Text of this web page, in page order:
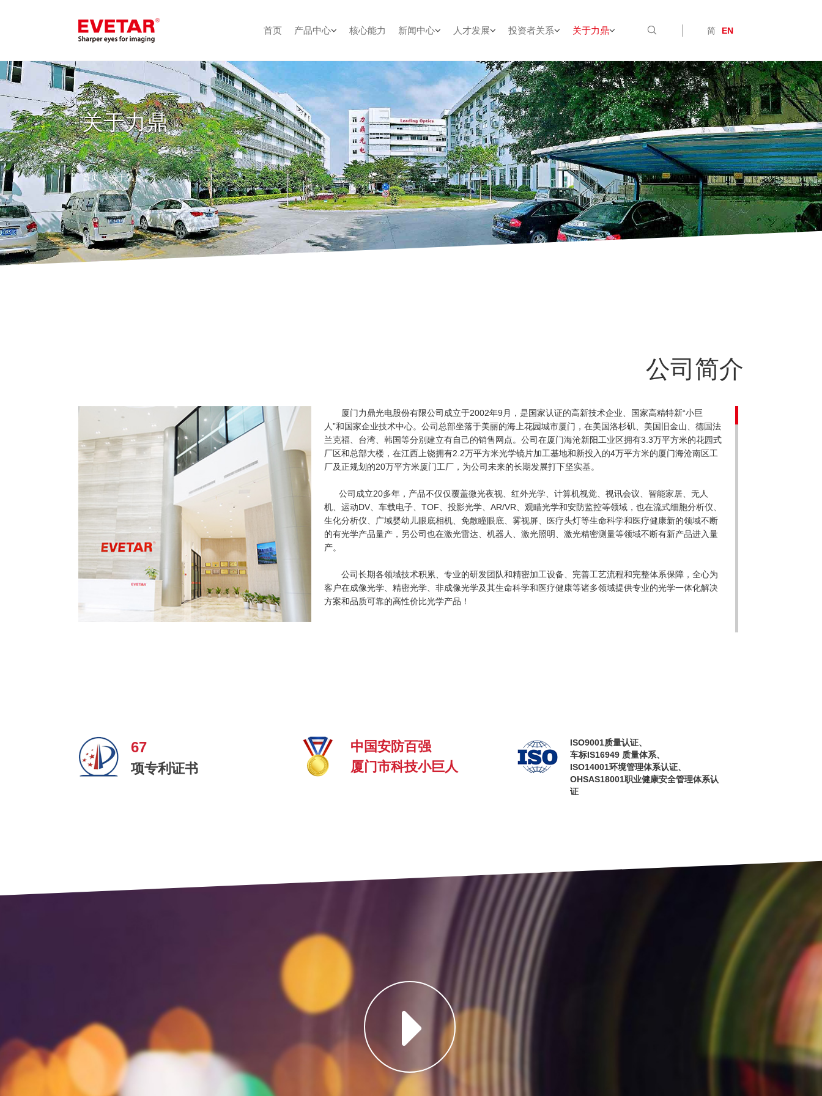
首页 产品中心 核心能力 新闻中心 人才发展 投资者关系 关于力鼎 简 EN
关于力鼎
首页> 关于力鼎
公司简介
厦门力鼎光电股份有限公司成立于2002年9月，是国家认证的高新技术企业、国家高精特新“小巨
人”和国家企业技术中心。公司总部坐落于美丽的海上花园城市厦门，在美国洛杉矶、美国旧金山、德国法
兰克福、台湾、韩国等分别建立有自己的销售网点。公司在厦门海沧新阳工业区拥有3.3万平方米的花园式
厂区和总部大楼，在江西上饶拥有2.2万平方米光学镜片加工基地和新投入的4万平方米的厦门海沧南区工
厂及正规划的20万平方米厦门工厂，为公司未来的长期发展打下坚实基。
公司成立20多年，产品不仅仅覆盖微光夜视、红外光学、计算机视觉、视讯会议、智能家居、无人
机、运动DV、车载电子、TOF、投影光学、AR/VR、观瞄光学和安防监控等领域，也在流式细胞分析仪、
生化分析仪、广域婴幼儿眼底相机、免散瞳眼底、雾视屏、医疗头灯等生命科学和医疗健康新的领域不断
的有光学产品量产，另公司也在激光雷达、机器人、激光照明、激光精密测量等领域不断有新产品进入量
产。
公司长期各领域技术积累、专业的研发团队和精密加工设备、完善工艺流程和完整体系保障，全心为
客户在成像光学、精密光学、非成像光学及其生命科学和医疗健康等诸多领域提供专业的光学一体化解决
方案和品质可靠的高性价比光学产品！
67
项专利证书
中国安防百强
厦门市科技小巨人
ISO9001质量认证、
车标IS16949 质量体系、
ISO14001环境管理体系认证、
OHSAS18001职业健康安全管理体系认
证